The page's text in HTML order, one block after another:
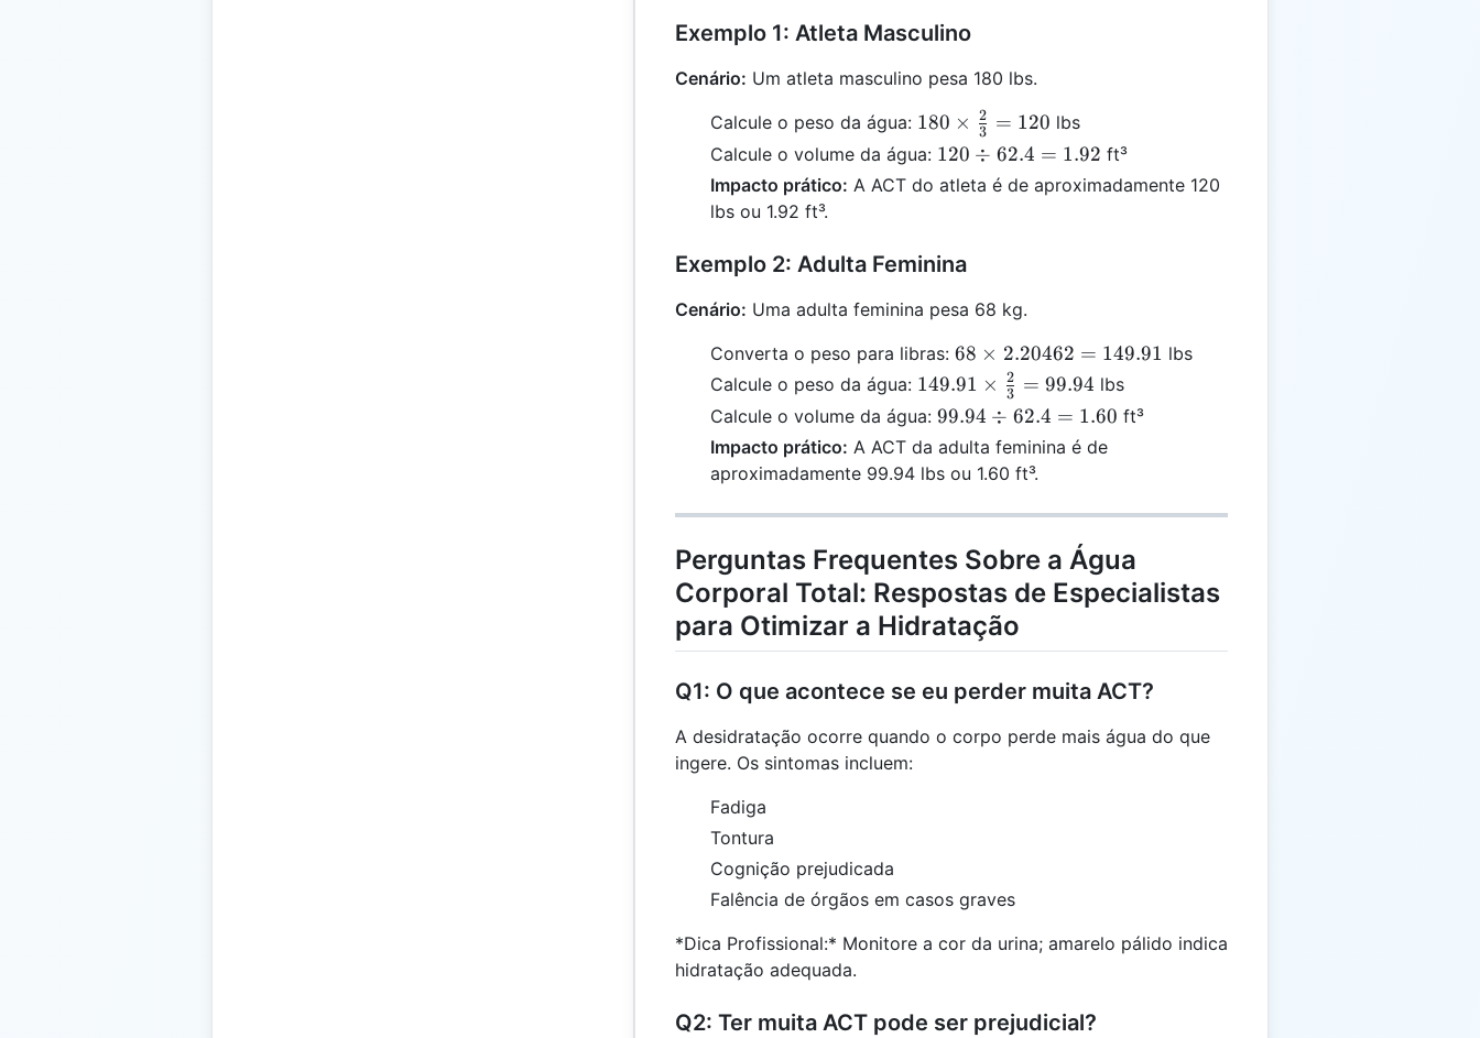
Exemplo 1: Atleta Masculino
Cenário: Um atleta masculino pesa 180 lbs.
Calcule o peso da água: 180
\times
{3} =
180 × 3
2 = 120 lbs
Calcule o volume da água: 120
\div
1.92
120 ÷ 62.4 = 1.92 ft³
Impacto prático: A ACT do atleta é de aproximadamente 120
lbs ou 1.92 ft³.
Exemplo 2: Adulta Feminina
Cenário: Uma adulta feminina pesa 68 kg.
Converta o peso para libras: 68
\times
2.20462
=
149.91
68 × 2.20462 = 149.91 lbs
Calcule o peso da água: 149.91
\times
{3} =
99.94
149.91 × 3
2 = 99.94 lbs
Calcule o volume da água: 99.94
\div
62.4
1.60
99.94 ÷ 62.4 = 1.60 ft³
Impacto prático: A ACT da adulta feminina é de
aproximadamente 99.94 lbs ou 1.60 ft³.
Perguntas Frequentes Sobre a Água
Corporal Total: Respostas de Especialistas
para Otimizar a Hidratação
Q1: O que acontece se eu perder muita ACT?
A desidratação ocorre quando o corpo perde mais água do que
ingere. Os sintomas incluem:
Fadiga
Tontura
Cognição prejudicada
Falência de órgãos em casos graves
*Dica Profissional:* Monitore a cor da urina; amarelo pálido indica
hidratação adequada.
Q2: Ter muita ACT pode ser prejudicial?